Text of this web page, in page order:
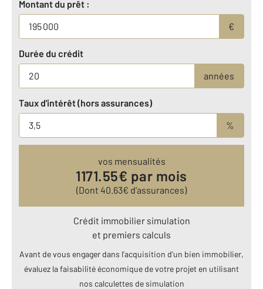
Montant du prêt :
€
Durée du crédit
années
Taux d'intérêt (hors assurances)
%
vos mensualités
1171.55€ par mois
(Dont 40.63€ d’assurances)
Crédit immobilier simulation
et premiers calculs
Avant de vous engager dans l’acquisition d’un bien immobilier,
évaluez la faisabilité économique de votre projet en utilisant
nos calculettes de simulation